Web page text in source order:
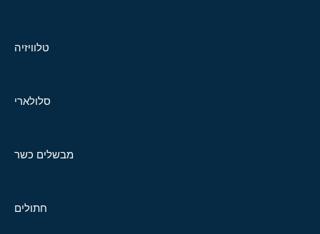
טלוויזיה
סלולארי
מבשלים כשר
חתולים